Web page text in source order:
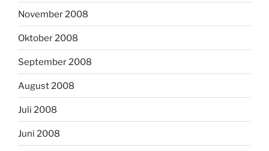
November 2008
Oktober 2008
September 2008
August 2008
Juli 2008
Juni 2008